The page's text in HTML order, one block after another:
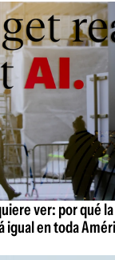
ver: por qué
igual en toda